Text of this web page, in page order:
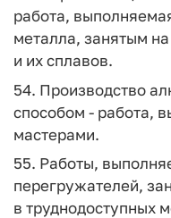
работа,
металла, занятым
и их сплавов.
54. Производство
способом - работа,
мастерами.
55. Работы,
перегружателей,
в труднодоступных